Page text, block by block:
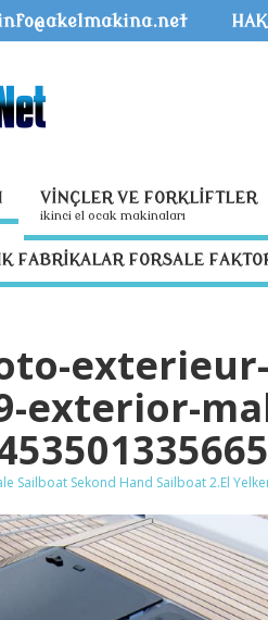
VİNÇLER VE FORKLİFTLER
i̇ki̇nci̇ el ocak maki̇nalari
FABRİKALAR FORSALE
exterior-
Sailboat Sekond Hand Sailboat 2.El